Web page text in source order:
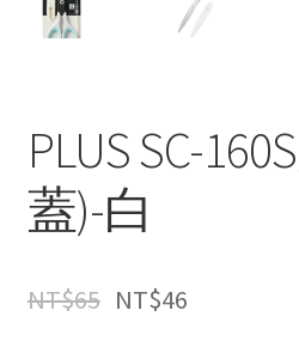
PLUS SC-
蓋)-白
NT$65 NT$46